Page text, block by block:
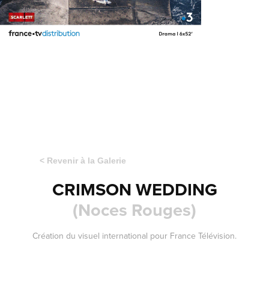
< Revenir à la Galerie
CRIMSON WEDDING
(Noces Rouges)
Création du visuel international pour France Télévision.